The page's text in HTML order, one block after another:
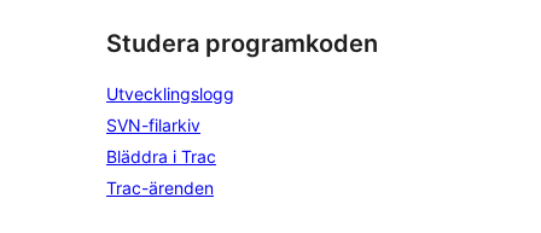
Studera programkoden
Utvecklingslogg
SVN-filarkiv
Bläddra i Trac
Trac-ärenden